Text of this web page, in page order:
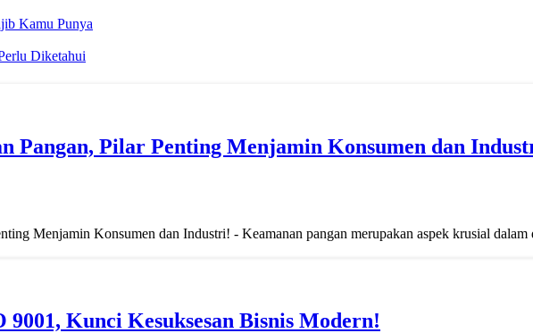
Kamu Punya
Diketahui
Pangan, Pilar Penting Menjamin Konsumen dan
Menjamin Konsumen dan Industri! - Keamanan pangan merupakan aspek krusial dalam
Kunci Kesuksesan Bisnis Modern!